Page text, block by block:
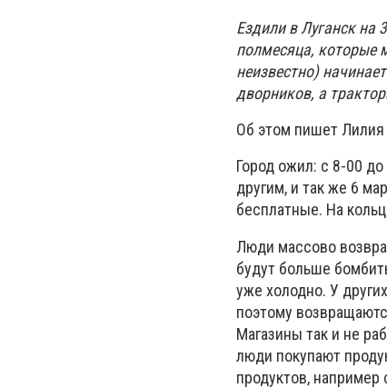
Ездили в Луганск на
полмесяца, которые
неизвестно)
дворников, а
Об этом пишет
Город ожил: с 8-00
другим, и так же 6
бесплатные. На
Люди массово
будут больше
уже холодно. У
поэтому
Магазины так и не
люди покупают
продуктов, например